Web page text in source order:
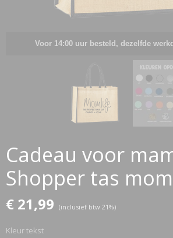
Voor 14:00 uur besteld, dezelfde
Cadeau voor
Shopper tas
€ 21,99 (inclusief btw 21%)
Kleur tekst